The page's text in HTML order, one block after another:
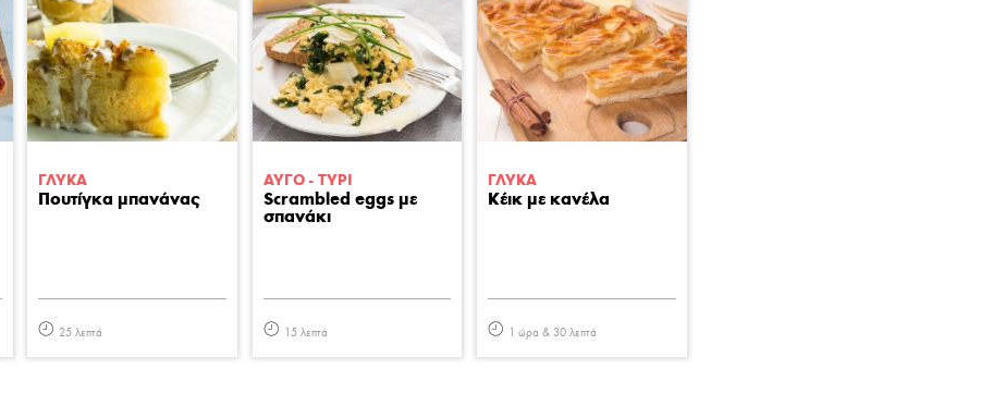
ΓΛΥΚA
Πουτίγκα μπανάνας
25 λεπτά
ΑΥΓΟ - ΤΥΡΙ
Scrambled eggs με
σπανάκι
15 λεπτά
ΓΛΥΚA
Κέικ με κανέλα
1 ώρα & 30 λεπτά